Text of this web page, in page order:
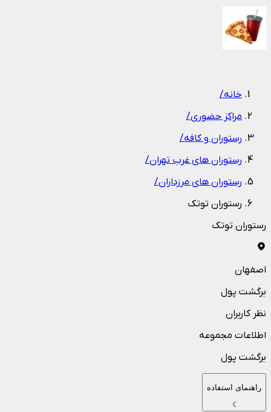
خانه/
مراکز حضوری/
رستوران و کافه/
رستوران های غرب تهران/
رستوران های مرزداران/
رستوران توتک
رستوران توتک
اصفهان
برگشت پول
نظر کاربران
اطلاعات مجموعه
برگشت پول
راهنمای استفاده